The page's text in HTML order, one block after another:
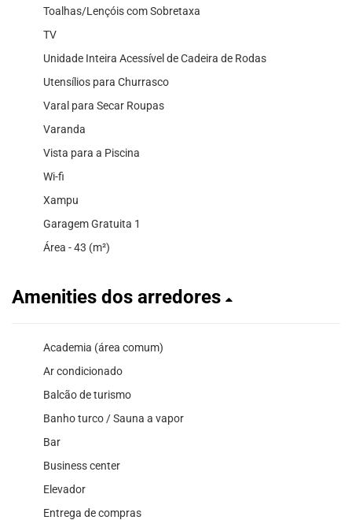
Toalhas/Lençóis com Sobretaxa
TV
Unidade Inteira Acessível de Cadeira de Rodas
Utensílios para Churrasco
Varal para Secar Roupas
Varanda
Vista para a Piscina
Wi-fi
Xampu
Garagem Gratuita 1
Área - 43 (m²)
Amenities dos arredores
Academia (área comum)
Ar condicionado
Balcão de turismo
Banho turco / Sauna a vapor
Bar
Business center
Elevador
Entrega de compras